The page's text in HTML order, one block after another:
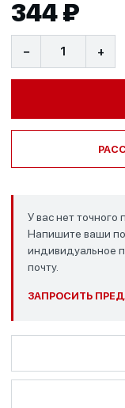
344 ₽
− +
У вас нет точного
Напишите ваши
индивидуальное
почту.
ЗАПРОСИТЬ